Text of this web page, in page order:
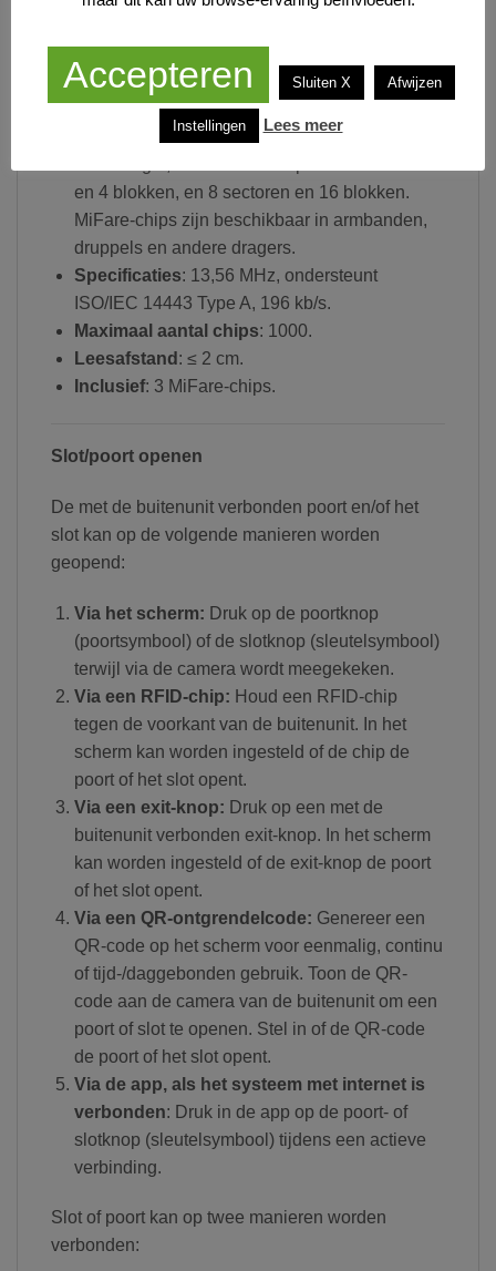
een poort of slot door een RFID chip tegen de
voorkant van de buitenuit te houden.
: is veiliger dan EM Marine RFID-
en 4 blokken, en 8 sectoren en 16 blokken.
MiFare-chips zijn beschikbaar in armbanden,
druppels en andere dragers.
Specificaties: 13,56 MHz, ondersteunt
ISO/IEC 14443 Type A, 196 kb/s.
Maximaal aantal chips: 1000.
Leesafstand : ≤ 2 cm.
Inclusief: 3 MiFare-chips.
Slot/poort openen
De met de buitenunit verbonden poort en/of het
slot kan op de volgende manieren worden
geopend:
Via het scherm: Druk op de poortknop
(poortsymbool) of de slotknop (sleutelsymbool)
terwijl via de camera wordt meegekeken.
Via een RFID-chip: Houd een RFID-chip
tegen de voorkant van de buitenunit. In het
scherm kan worden ingesteld of de chip de
poort of het slot opent.
Via een exit-knop: Druk op een met de
buitenunit verbonden exit-knop. In het scherm
kan worden ingesteld of de exit-knop de poort
of het slot opent.
Via een QR-ontgrendelcode: Genereer een
QR-code op het scherm voor eenmalig, continu
of tijd-/daggebonden gebruik. Toon de QR-
code aan de camera van de buitenunit om een
poort of slot te openen. Stel in of de QR-code
de poort of het slot opent.
Via de app, als het systeem met internet is
verbonden: Druk in de app op de poort- of
slotknop (sleutelsymbool) tijdens een actieve
verbinding.
Slot of poort kan op twee manieren worden
verbonden:
Accepteren Sluiten X Afwijzen
Instellingen Lees meer